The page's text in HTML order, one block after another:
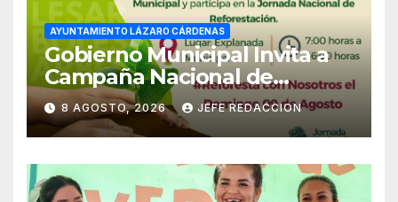
AYUNTAMIENTO LÁZARO CÁRDENAS
Gobierno Municipal Invita a
Campaña Nacional de
Reforestación
8 AGOSTO, 2026 JEFE REDACCION